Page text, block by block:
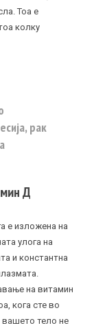
Тоа е
колку
рак
Д
е изложена на
улога на
и константна
на витамин
кога сте во
тело не